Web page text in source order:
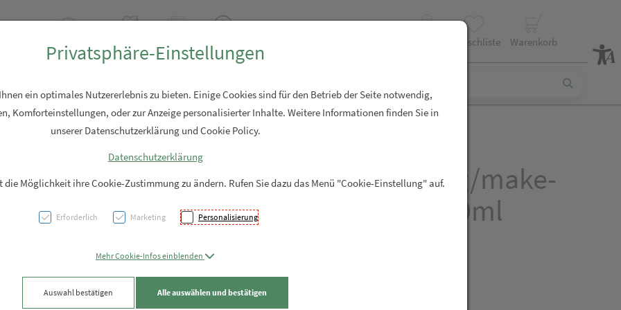
Wunschliste Warenkorb
Boerlind Anti-aging/make-
up Bronze 60250 30ml
37,95 EUR
Privatsphäre-Einstellungen
ein optimales Nutzererlebnis zu bieten. Einige Cookies sind für den Betrieb der Seite notwendig,
Komforteinstellungen, oder zur Anzeige personalisierter Inhalte. Weitere Informationen finden Sie in
unserer Datenschutzerklärung und Cookie Policy.
Datenschutzerklärung
die Möglichkeit ihre Cookie-Zustimmung zu ändern. Rufen Sie dazu das Menü "Cookie-Einstellung" auf.
Erforderlich Marketing Personalisierung
Mehr Cookie-Infos einblenden
Auswahl bestätigen Alle auswählen und bestätigen